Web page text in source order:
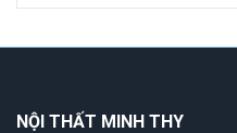
NỘI THẤT MINH THY